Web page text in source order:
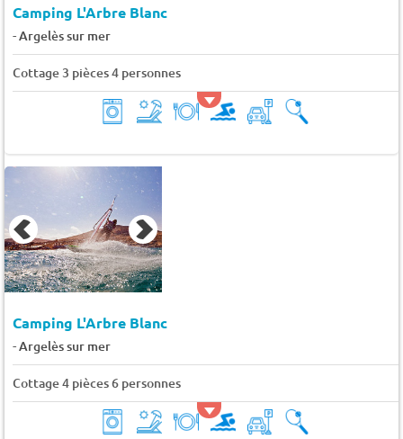
Camping L'Arbre Blanc
-Argelès sur mer
Cottage 3 pièces 4 personnes
Camping L'Arbre Blanc
-Argelès sur mer
Cottage 4 pièces 6 personnes